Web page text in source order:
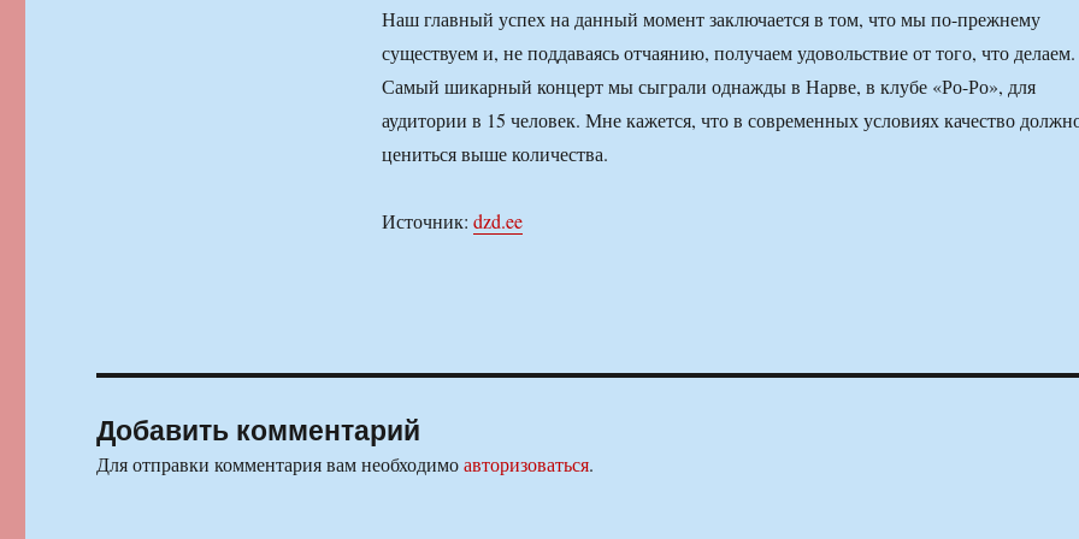
Наш главный успех на данный момент заключается в том, что мы по-прежнему
существуем и, не поддаваясь отчаянию, получаем удовольствие от того, что делаем.
Самый шикарный концерт мы сыграли однажды в Нарве, в клубе «Ро-Ро», для
аудитории в 15 человек. Мне кажется, что в современных условиях качество
цениться выше количества.
Источник: dzd.ee
Добавить комментарий
Для отправки комментария вам необходимоавторизоваться.